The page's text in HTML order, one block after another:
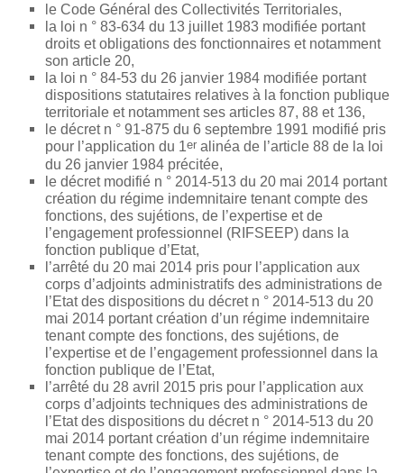
le Code Général des Collectivités Territoriales,
la loi n ° 83-634 du 13 juillet 1983 modifiée portant
droits et obligations des fonctionnaires et notamment
son article 20,
la loi n ° 84-53 du 26 janvier 1984 modifiée portant
dispositions statutaires relatives à la fonction publique
territoriale et notamment ses articles 87, 88 et 136,
le décret n ° 91-875 du 6 septembre 1991 modifié pris
pour l’application du 1er alinéa de l’article 88 de la loi
du 26 janvier 1984 précitée,
le décret modifié n ° 2014-513 du 20 mai 2014 portant
création du régime indemnitaire tenant compte des
fonctions, des sujétions, de l’expertise et de
l’engagement professionnel (RIFSEEP) dans la
fonction publique d’Etat,
l’arrêté du 20 mai 2014 pris pour l’application aux
corps d’adjoints administratifs des administrations de
l’Etat des dispositions du décret n ° 2014-513 du 20
mai 2014 portant création d’un régime indemnitaire
tenant compte des fonctions, des sujétions, de
l’expertise et de l’engagement professionnel dans la
fonction publique de l’Etat,
l’arrêté du 28 avril 2015 pris pour l’application aux
corps d’adjoints techniques des administrations de
l’Etat des dispositions du décret n ° 2014-513 du 20
mai 2014 portant création d’un régime indemnitaire
tenant compte des fonctions, des sujétions, de